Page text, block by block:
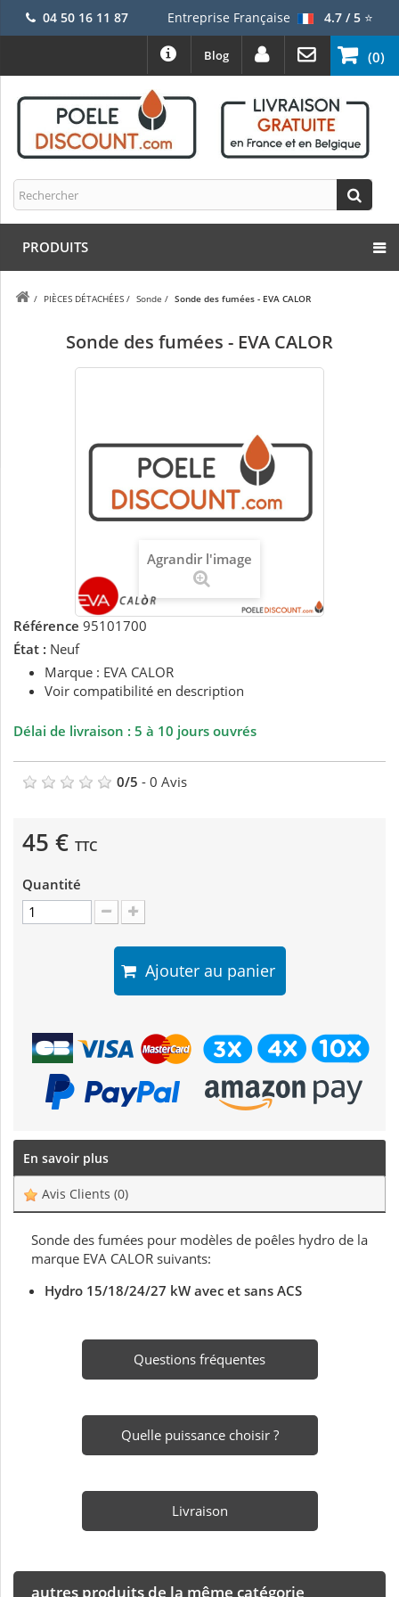
04 50 16 11 87 Entreprise Française 4.7 / 5⭐
(0)
Blog
PRODUITS
/ PIÈCES DÉTACHÉES / Sonde / Sonde des fumées - EVA CALOR
Sonde des fumées - EVA CALOR
Agrandir l'image
Référence 95101700
État : Neuf
Marque : EVA CALOR
Voir compatibilité en description
Délai de livraison : 5 à 10 jours ouvrés
0/5 - 0 Avis
45 € TTC
Quantité
Ajouter au panier
En savoir plus
Avis Clients (0)
Sonde des fumées pour modèles de poêles hydro de la
marque EVA CALOR suivants:
Hydro 15/18/24/27 kW avec et sans ACS
Questions fréquentes
Quelle puissance choisir ?
Livraison
autres produits de la même catégorie